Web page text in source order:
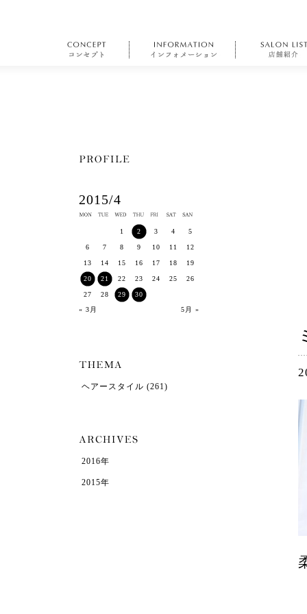
2015/4
« 3月 5月 »
1 2 3 4 5
6 7 8 9 10 11 12
13 14 15 16 17 18 19
20 21 22 23 24 25 26
27 28 29 30
ヘアースタイル (261)
2016年
2015年